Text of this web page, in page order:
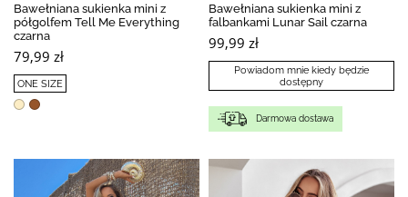
Bawełniana sukienka mini z
półgolfem Tell Me Everything
czarna
79,99 zł
ONE SIZE
Bawełniana sukienka mini z
falbankami Lunar Sail czarna
99,99 zł
Powiadom mnie kiedy będzie
dostępny
Darmowa dostawa